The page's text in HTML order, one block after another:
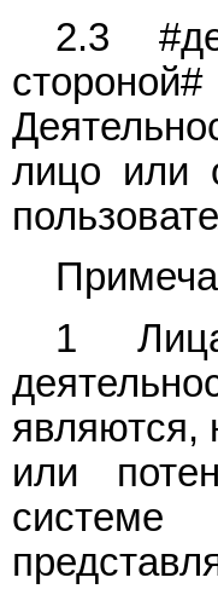
2.3
лицо или
1
являются,
или
системе